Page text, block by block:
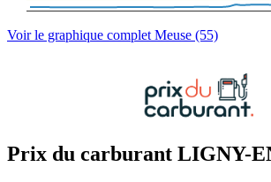
Voir le graphique complet Meuse (55)
Prix du carburant LIGNY-